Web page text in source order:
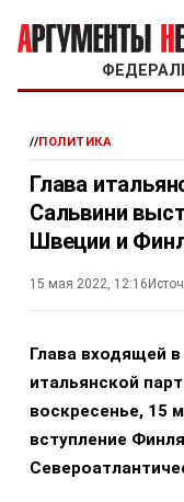
//ПОЛИТИКА
Глава
Сальвини
Швеции и
15 мая 2022, 12:16
Глава входящей
итальянской
воскресенье, 15
вступление